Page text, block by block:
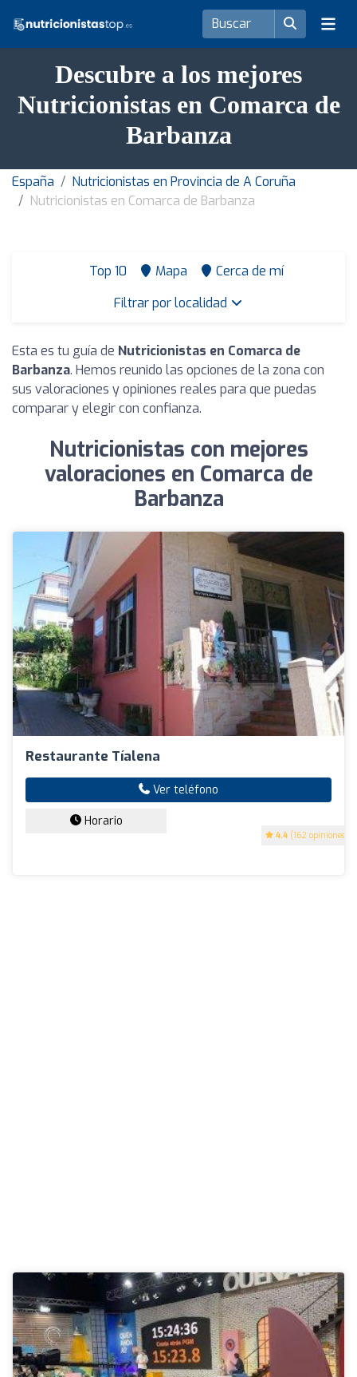
Descubre a los mejores
Nutricionistas en Comarca de
Barbanza
España
Nutricionistas en Provincia de A Coruña
Nutricionistas en Comarca de Barbanza
Top 10 Mapa
Cerca de mí
Filtrar por localidad
Esta es tu guía de Nutricionistas en Comarca de
Barbanza. Hemos reunido las opciones de la zona con
sus valoraciones y opiniones reales para que puedas
comparar y elegir con confianza.
Nutricionistas con mejores
valoraciones en Comarca de
Barbanza
Restaurante Tíalena
4.4 (162 opiniones)
Ver teléfono
Horario